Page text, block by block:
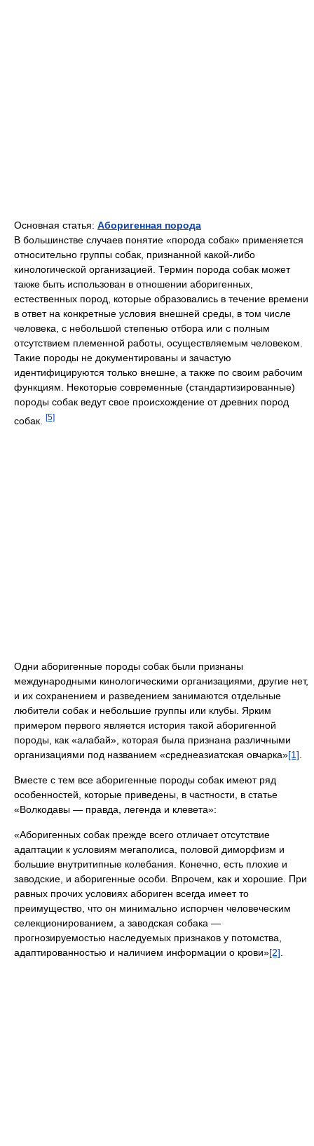
Основная статья: Аборигенная порода
В большинстве случаев понятие «порода собак» применяется
относительно группы собак, признанной какой-либо
кинологической организацией. Термин порода собак может
также быть использован в отношении аборигенных,
естественных пород, которые образовались в течение времени
в ответ на конкретные условия внешней среды, в том числе
человека, с небольшой степенью отбора или с полным
отсутствием племенной работы, осуществляемым человеком.
Такие породы не документированы и зачастую
идентифицируются только внешне, а также по своим рабочим
функциям. Некоторые современные (стандартизированные)
породы собак ведут свое происхождение от древних пород
собак.
[5]
Одни аборигенные породы собак были признаны
международными кинологическими организациями, другие нет,
и их сохранением и разведением занимаются отдельные
любители собак и небольшие группы или клубы. Ярким
примером первого является история такой аборигенной
породы, как «алабай», которая была признана различными
организациями под названием «среднеазиатская овчарка»[1].
Вместе с тем все аборигенные породы собак имеют ряд
особенностей, которые приведены, в частности, в статье
«Волкодавы — правда, легенда и клевета»:
«Аборигенных собак прежде всего отличает отсутствие
адаптации к условиям мегаполиса, половой диморфизм и
большие внутритипные колебания. Конечно, есть плохие и
заводские, и аборигенные особи. Впрочем, как и хорошие. При
равных прочих условиях абориген всегда имеет то
преимущество, что он минимально испорчен человеческим
селекционированием, а заводская собака —
прогнозируемостью наследуемых признаков у потомства,
адаптированностью и наличием информации о крови»[2].